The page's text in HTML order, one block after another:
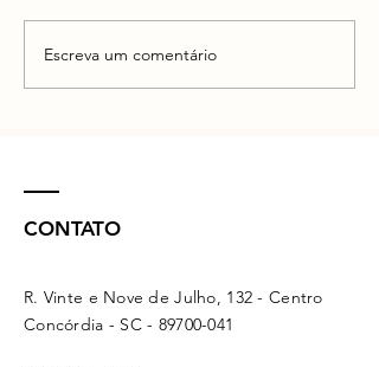
Escreva um comentário
CONTATO
R. Vinte e Nove de Julho, 132 - Centro
Concórdia - SC - 89700-041